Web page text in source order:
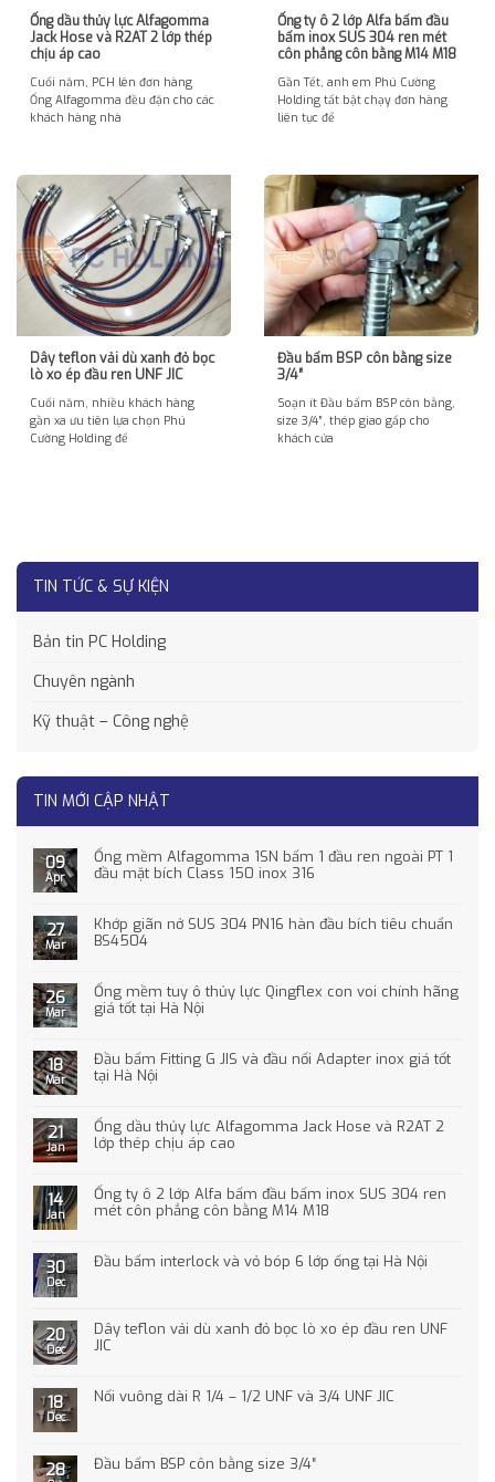
TIN TỨC & SỰ KIỆN
Bản tin PC Holding
Chuyên ngành
Kỹ thuật – Công nghệ
TIN MỚI CẬP NHẬT
09
Apr
Ống mềm Alfagomma 1SN bấm 1 đầu ren ngoài PT 1
đầu mặt bích Class 150 inox 316
27
Mar
Khớp giãn nở SUS 304 PN16 hàn đầu bích tiêu chuẩn
BS4504
26
Mar
Ống mềm tuy ô thủy lực Qingflex con voi chính hãng
giá tốt tại Hà Nội
18
Mar
Đầu bấm Fitting G JIS và đầu nối Adapter inox giá tốt
tại Hà Nội
21
Jan
Ống dầu thủy lực Alfagomma Jack Hose và R2AT 2
lớp thép chịu áp cao
14
Jan
Ống ty ô 2 lớp Alfa bấm đầu bấm inox SUS 304 ren
mét côn phẳng côn bằng M14 M18
30
Dec
Đầu bấm interlock và vỏ bóp 6 lớp ống tại Hà Nội
20
Dec
Dây teflon vải dù xanh đỏ bọc lò xo ép đầu ren UNF
JIC
18
Dec
Nối vuông dài R 1/4 – 1/2 UNF và 3/4 UNF JIC
28 Đầu bấm BSP côn bằng size 3/4″
Ống dầu thủy lực Alfagomma
Jack Hose và R2AT 2 lớp thép
chịu áp cao
Cuối năm, PCH lên đơn hàng
Ống Alfagomma đều đặn cho các
khách hàng nhà
Ống ty ô 2 lớp Alfa bấm đầu
bấm inox SUS 304 ren mét
côn phẳng côn bằng M14 M18
Gần Tết, anh em Phú Cường
Holding tất bật chạy đơn hàng
liên tục để
Dây teflon vải dù xanh đỏ bọc
lò xo ép đầu ren UNF JIC
Cuối năm, nhiều khách hàng
gần xa ưu tiên lựa chọn Phú
Cường Holding để
Đầu bấm BSP côn bằng size
3/4″
Soạn ít Đầu bấm BSP côn bằng,
size 3/4″, thép giao gấp cho
khách cửa